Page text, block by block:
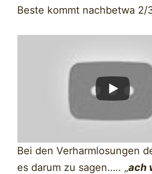
Beste kommt nachbetwa 2/
Bei den Verharmlosungen
es darum zu sagen….. „ach